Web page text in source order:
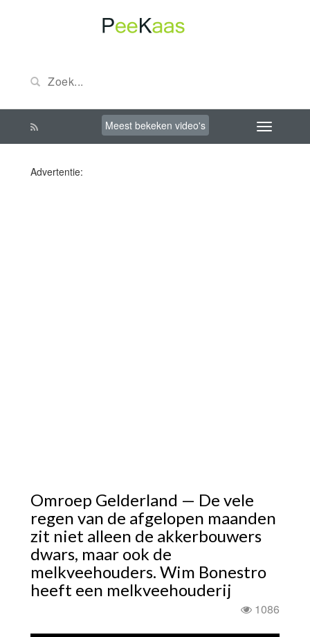
Meest bekeken video's
Advertentie:
Omroep Gelderland — De vele
regen van de afgelopen maanden
zit niet alleen de akkerbouwers
dwars, maar ook de
melkveehouders. Wim Bonestro
heeft een melkveehouderij
1086